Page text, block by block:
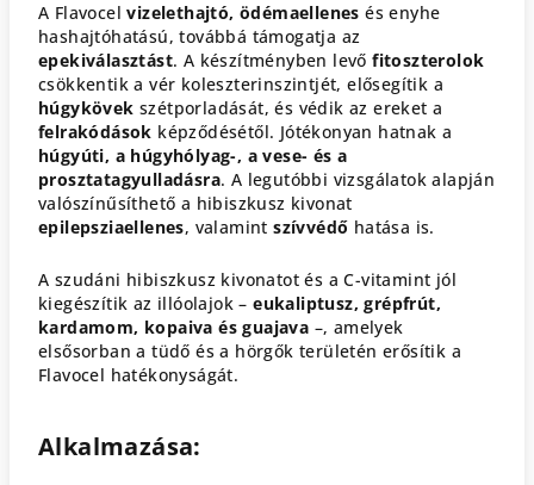
A Flavocelvizelethajtó, ödémaellenesés enyhe
hashajtóhatású, továbbá támogatja az
epekiválasztást. A készítményben levőfitoszterolok
csökkentik a vér koleszterinszintjét, elősegítik a
húgykövek szétporladását, és védik az ereket a
felrakódások képződésétől. Jótékonyan hatnak a
húgyúti, a húgyhólyag-, a vese- és a
prosztatagyulladásra. A legutóbbi vizsgálatok alapján
valószínűsíthető a hibiszkusz kivonat
epilepsziaellenes, valamintszívvédő hatása is.
A szudáni hibiszkusz kivonatot és a C-vitamint jól
kiegészítik az illóolajok –eukaliptusz, grépfrút,
kardamom, kopaiva és guajava –, amelyek
elsősorban a tüdő és a hörgők területén erősítik a
Flavocel hatékonyságát.
Alkalmazása: